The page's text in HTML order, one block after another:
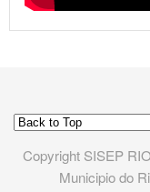
Copyright SISEP
Municipio do